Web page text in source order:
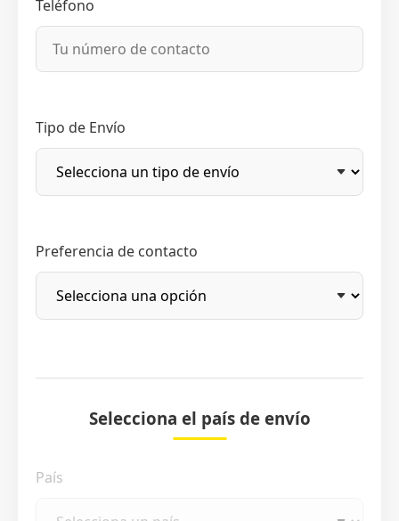
Teléfono
Tipo de Envío
Preferencia de contacto
Selecciona el país de envío
País